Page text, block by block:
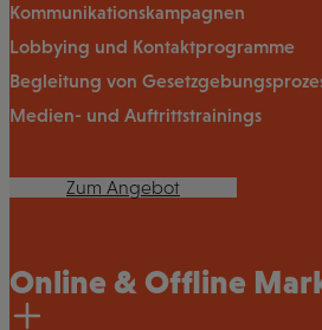
Kommunikationskampagnen
Lobbying und Kontaktprogramme
Begleitung von
Medien- und Auftrittstrainings
Zum Angebot
Online & Offline